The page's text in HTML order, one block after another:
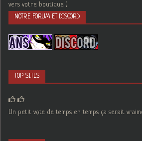
vers votre boutique :)
NOTRE FORUM ET DISCORD
TOP SITES
Un petit vote de temps en temps ça serait